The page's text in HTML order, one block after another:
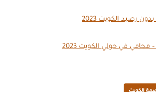
رصيد الكويت 2023
في حولي الكويت 2023